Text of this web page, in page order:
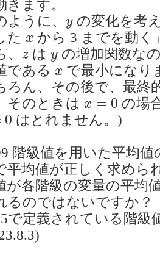
きます。
ように、 y
y の変化を考
た x
x から 3 までを動く
z
z はy
y の増加関数な
である x
x で最小になり
ろん、その後で、最終
そのときは x = 0
x= 0 の場
0 はとれません。)
階級値を用いた平均
平均値が正しく求めら
が各階級の変量の平均
るのではないですか
で定義されている階級